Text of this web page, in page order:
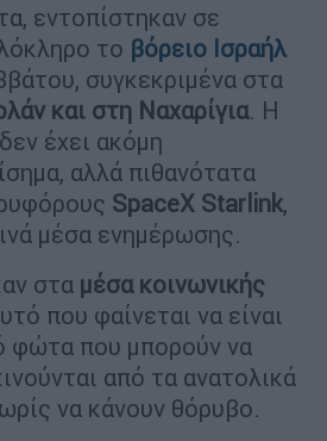
εντοπίστηκαν σε
το βόρειο Ισραήλ
συγκεκριμένα στα
και στη Ναχαρίγια. Η
έχει ακόμη
αλλά πιθανότατα
SpaceX Starlink,
μέσα ενημέρωσης.
στα μέσα κοινωνικής
που φαίνεται να είναι
φώτα που μπορούν να
από τα ανατολικά
να κάνουν θόρυβο.